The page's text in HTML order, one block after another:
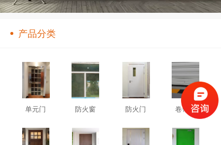
产品分类
单元门 防火窗 防火门 卷帘门